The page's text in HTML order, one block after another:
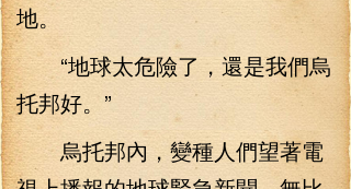
地。
“地球太危險了，還是我們烏
托邦好。”
烏托邦內，變種人們望著電